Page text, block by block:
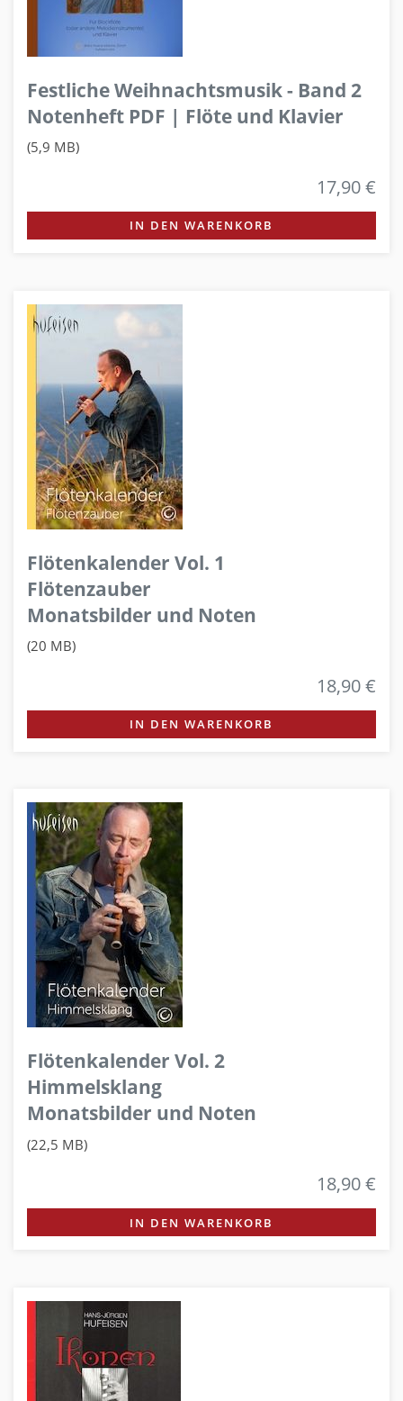
Festliche Weihnachtsmusik - Band 2
Notenheft PDF | Flöte und Klavier
(5,9 MB)
17,90 €
IN DEN WARENKORB
Flötenkalender Vol. 1
Flötenzauber
Monatsbilder und Noten
(20 MB)
18,90 €
IN DEN WARENKORB
Flötenkalender Vol. 2
Himmelsklang
Monatsbilder und Noten
(22,5 MB)
18,90 €
IN DEN WARENKORB